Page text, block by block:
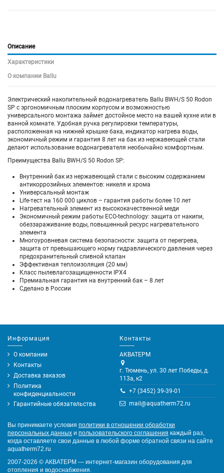
Описание
Характеристики
О компании Ballu
Электрический накопительный водонагреватель Ballu BWH/S 50 Rodon
SP с эргономичным плоским корпусом и возможностью
универсального монтажа займет достойное место на вашей кухне или в
ванной комнате. Удобная ручка регулировки температуры,
расположенная на нижней крышке бака, индикатор нагрева воды,
экономичный режим и гарантия 8 лет на бак из нержавеющей стали
делают использование водонагревателя необычайно комфортным.
Преимущества Ballu BWH/S 50 Rodon SP:
Внутренний бак из нержавеющей стали с высоким содержанием
антикоррозийных элементов: никеля и хрома
Универсальный монтаж
Life-тест на 160 000 циклов – гарантия работы более 10 лет
Нагревательный элемент из высококачественной меди
Экономичный режим работы ECO-technology: защита от накипи,
обеззараживание воды, повышенный ресурс нагревательного
элемента
Многоуровневая система безопасности: защита от перегрева,
защита от превышающего норму гидравлического давления через
предохранительный сливной клапан
Эффективная теплоизоляция (20 мм)
Класс пылевлагозащищенности IPX4
Премиальная гарантия на внутренний бак – 8 лет
Сделано в России
Информация
О компании
Контакты
Доставка заказов
Политика
конфиденциальности
Гарантийные обязательства
Контакты
АКВАТЕРМ
г. Тюмень, ул. 30 лет Победы, д.
113а, к2
+7 (3452) 39-39-01
mail@aquatherm72.ru
Вы принимаете условия политики в отношении обработки
персональных данных и пользовательского соглашения каждый раз,
когда оставляете свои данные в любой форме обратной связи на сайте
aquatherm72.ru
2007-2026 © АКВАТЕРМ — интернет-магазин оборудования для
отопления и водоснабжения.